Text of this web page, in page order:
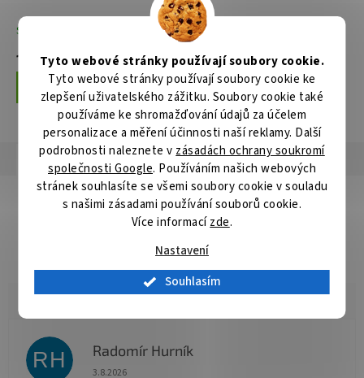
Tyto webové stránky používají soubory cookie.
Tyto webové stránky používají soubory cookie ke
zlepšení uživatelského zážitku. Soubory cookie také
používáme ke shromažďování údajů za účelem
personalizace a měření účinnosti naší reklamy. Další
podrobnosti naleznete v zásadách ochrany soukromí
společnosti Google. Používáním našich webových
stránek souhlasíte se všemi soubory cookie v souladu
s našimi zásadami používání souborů cookie.
Více informacízde.
Nastavení
Souhlasím
Skladem
13 638 Kč
Do košíku
18V/5,0Ah,Makpac
Není skladem
13 949 Kč
Do košíku
Popis Hodnocení Diskuze
Detailní popis produktu
Popis produktu není dostupný
RH Radomír Hurník
Hodnocení obchodu je 5 z 5 hvězdiček.
3.8.2026